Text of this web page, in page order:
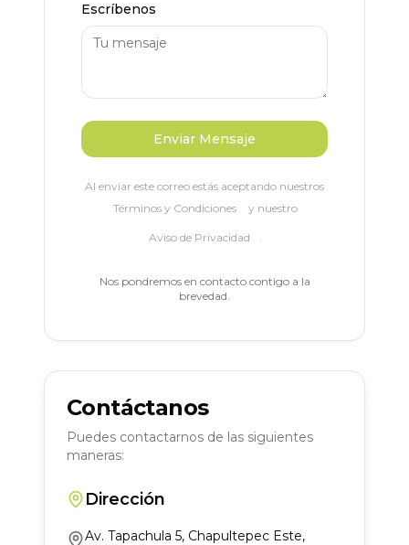
Escríbenos
Enviar Mensaje
Al enviar este correo estás aceptando nuestros
Términos y Condiciones
y nuestro
Aviso de Privacidad .
Nos pondremos en contacto contigo a la
brevedad.
Contáctanos
Puedes contactarnos de las siguientes
maneras:
Dirección
Av. Tapachula 5, Chapultepec Este,